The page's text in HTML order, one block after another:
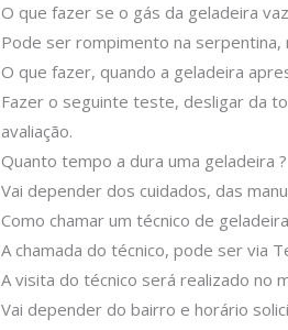
O que fazer se o gás da geladeira
Pode ser rompimento na serpentina,
O que fazer, quando a geladeira
Fazer o seguinte teste, desligar da
avaliação.
Quanto tempo a dura uma geladeira ?
Vai depender dos cuidados, das
Como chamar um técnico de
A chamada do técnico, pode ser via
A visita do técnico será realizado no
Vai depender do bairro e horário